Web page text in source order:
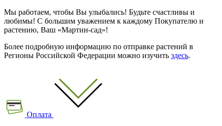
Мы работаем, чтобы Вы улыбались! Будьте счастливы и
любимы! С большим уважением к каждому Покупателю и
растению, Ваш «Мартин-сад»!
Более подробную информацию по отправке растений в
Регионы Российской Федерации можно изучить здесь.
Оплата